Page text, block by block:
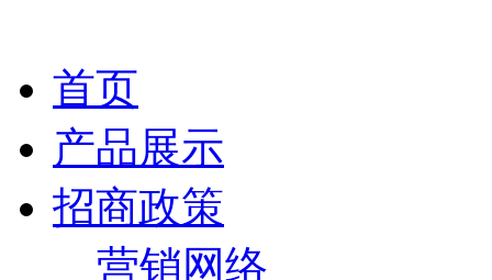
首页
产品展示
招商政策
营销网络